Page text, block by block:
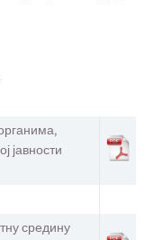
јавности
средину